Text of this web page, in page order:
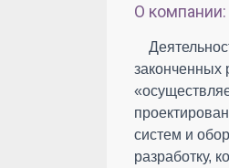
О компании:
законченных
систем и
разработку,